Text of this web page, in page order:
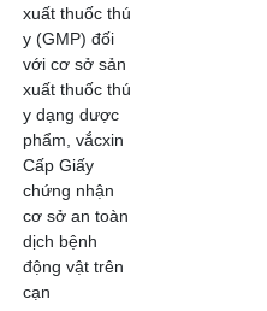
xuất thuốc thú
y (GMP) đối
với cơ sở sản
xuất thuốc thú
y dạng dược
phẩm, vắcxin
Cấp Giấy
chứng nhận
cơ sở an toàn
dịch bệnh
động vật trên
cạn